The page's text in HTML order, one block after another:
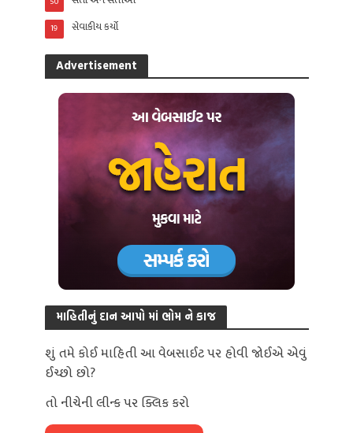
સેવાકીય કર્યો
19
Advertisement
માહિતીનું દાન આપો માં ભોમ ને કાજ
શું તમે કોઈ માહિતી આ વેબસાઈટ પર હોવી જોઈએ એવું
ઈચ્છો છો?
તો નીચેની લીન્ક પર ક્લિક કરો